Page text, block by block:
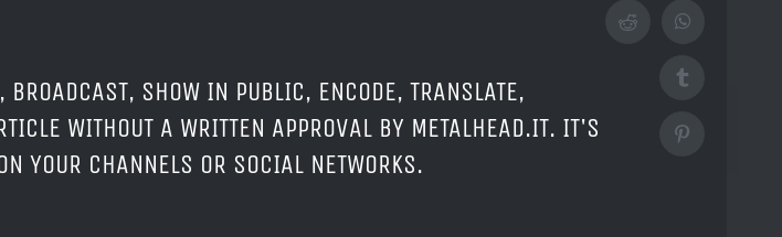
SHOW IN PUBLIC, ENCODE, TRANSLATE,
WITHOUT A WRITTEN APPROVAL BY METALHEAD.IT. IT'S
YOUR CHANNELS OR SOCIAL NETWORKS.
RedditWhatsApp
Tumblr
Pinterest